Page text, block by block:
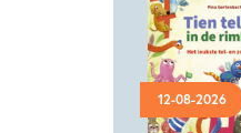
12-08-2026